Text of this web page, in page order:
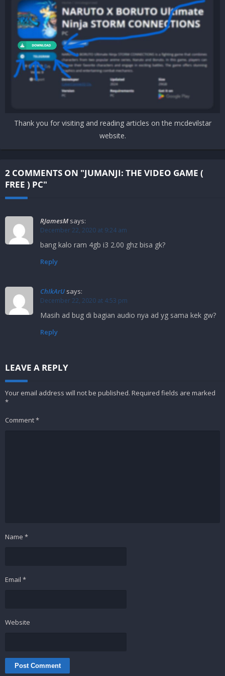
Storage:3 GB available space
Recomended
Requires a 64-bit processor and operating system
OS:10
Processor:
Intel i5, 4 x 2.6 GHz or AMD equivalent
4 GB RAM
Storage: 5 GB available space
Thank you for visiting and reading articles on the mcdevilstar
website.
2 COMMENTS ON "JUMANJI: THE VIDEO GAME (
FREE ) PC"
RJamesM says:
December 22, 2020 at 9:24 am
bang kalo ram 4gb i3 2.00 ghz bisa gk?
Reply
ChIkArU says:
December 22, 2020 at 4:53 pm
Masih ad bug di bagian audio nya ad yg sama kek gw?
Reply
LEAVE A REPLY
Your email address will not be published. Required fields are marked
*
Comment*
Name *
Email *
Website